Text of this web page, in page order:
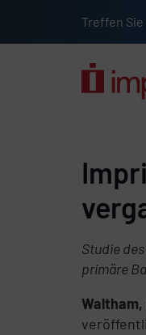
Treffen
Studie
primäre
Waltham,